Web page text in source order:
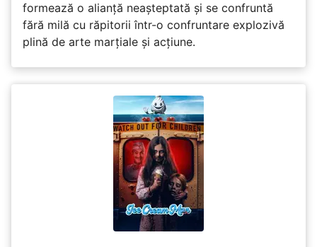
formează o alianță neașteptată și se confruntă
fără milă cu răpitorii într-o confruntare explozivă
plină de arte marțiale și acțiune.